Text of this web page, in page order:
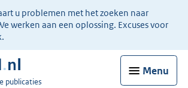
u problemen met het zoeken naar
werken aan een oplossing. Excuses voor
Menu
publicaties